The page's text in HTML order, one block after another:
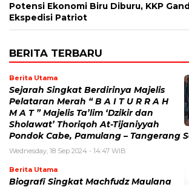
Potensi Ekonomi Biru Diburu, KKP
Ekspedisi Patriot
BERITA TERBARU
Berita Utama
Sejarah Singkat Berdirinya Majelis
Pelataran Merah “ B A I T U R R A H
M A T ” Majelis Ta’lim ‘Dzikir dan
Sholawat’ Thoriqoh At-Tijaniyyah
Pondok Cabe, Pamulang – Tangerang
Wednesday, 18 Sep 2024 - 14:47 WIB
Berita Utama
Biografi Singkat Machfudz Maulana